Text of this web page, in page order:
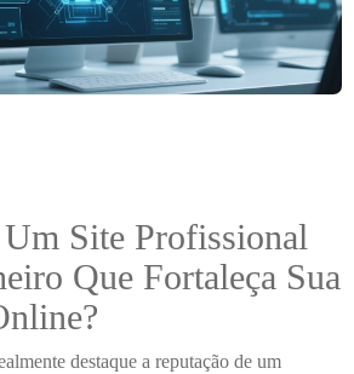
Site Profissional
Que Fortaleça Sua
destaque a reputação de um